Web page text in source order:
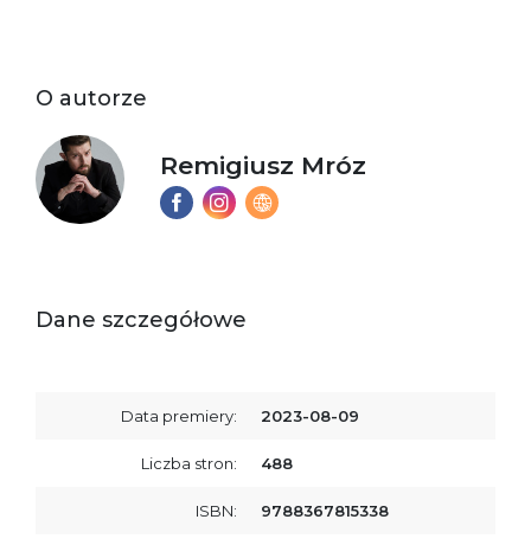
O autorze
Remigiusz Mróz
Dane szczegółowe
Data premiery: 2023-08-09
Liczba stron: 488
ISBN: 9788367815338